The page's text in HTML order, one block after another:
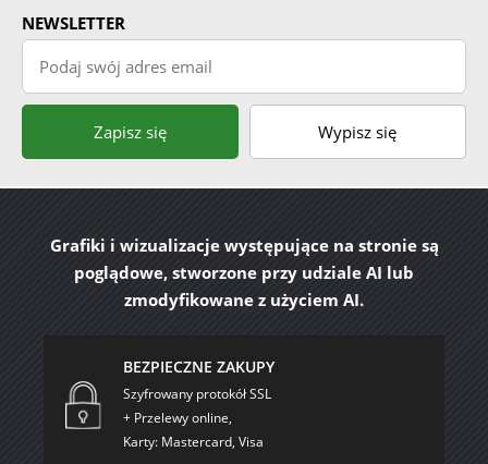
NEWSLETTER
Podaj swój adres email
Zapisz się Wypisz się
Grafiki i wizualizacje występujące na stronie są
poglądowe, stworzone przy udziale AI lub
zmodyfikowane z użyciem AI.
BEZPIECZNE ZAKUPY
Szyfrowany protokół SSL
+ Przelewy online,
Karty: Mastercard, Visa